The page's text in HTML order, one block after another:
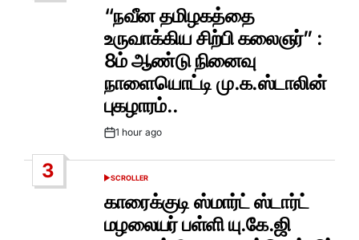
IN
“நவீன தமிழகத்தை
உருவாக்கிய சிற்பி கலைஞர்” :
8ம் ஆண்டு நினைவு
நாளையொட்டி மு.க.ஸ்டாலின்
புகழாரம்..
Post1 hour ago
3
POSTED
SCROLLER
காரைக்குடி ஸ்மார்ட் ஸ்டார்ட்
மழலையர் பள்ளி யு.கே.ஜி